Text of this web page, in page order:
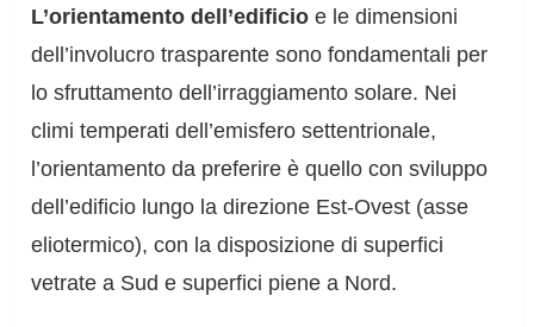
L’orientamento dell’edificio e le dimensioni
dell’involucro trasparente sono fondamentali per
lo sfruttamento dell’irraggiamento solare. Nei
climi temperati dell’emisfero settentrionale,
l’orientamento da preferire è quello con sviluppo
dell’edificio lungo la direzione Est-Ovest (asse
eliotermico), con la disposizione di superfici
vetrate a Sud e superfici piene a Nord.